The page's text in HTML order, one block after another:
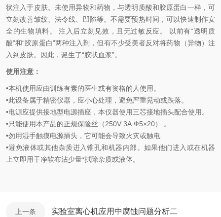
状注入于皮肤。未使用异物和药物，与透明质酸和胶原蛋白一样，可
立刻改善皱纹、法令线、凹陷等。不需要预热时间，可以快速制作安
全的生物填料。
注入后立刻见效，且无过敏反应。 以前有“透明质
酸”和“胶原蛋白”两种注入剂，但有不少受美者反对将药物（异物）注
入到皮肤。因此，诞生了“胶状血浆”。
使用注意：
•本机使用应由训练有素的医生或有资格的 人使用 。
•此设备属于精密仪器，应小心处理 ， 避免严重晃动或跌落。
•电源应提供接地型电源插座，本仪器使用三芯接地插头配合使用。
•只能使用本产品的正规保险丝 （250V 3A Ф5×20）
。
•勿用湿手触摸电源插头 ， 它可能会导致火灾或触电
•避免液体或其他杂质进入锥孔和机器内部 。 如果他们进入或在机器
上立即用干净软布沾少量*拭除杂质或液体。
上一条 实验室离心机应用中腐蚀问题分析二